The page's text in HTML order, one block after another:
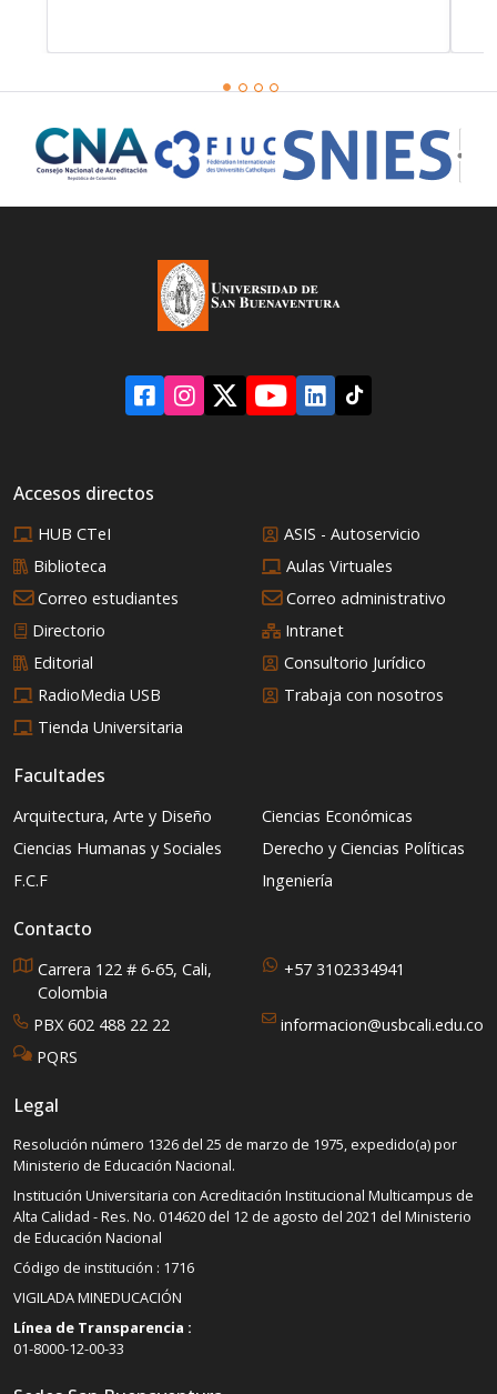
Accesos directos
HUB CTeI
ASIS - Autoservicio
Biblioteca
Aulas Virtuales
Correo estudiantes
Correo administrativo
Directorio
Intranet
Editorial
Consultorio Jurídico
RadioMedia USB
Trabaja con nosotros
Tienda Universitaria
Facultades
Arquitectura, Arte y Diseño
Ciencias Económicas
Ciencias Humanas y Sociales
Derecho y Ciencias Políticas
F.C.F
Ingeniería
Contacto
Carrera 122 # 6-65, Cali,
Colombia
+57 3102334941
PBX 602 488 22 22
informacion@usbcali.edu.co
PQRS
Legal
Resolución número 1326 del 25 de marzo de 1975, expedido(a) por
Ministerio de Educación Nacional.
Institución Universitaria con Acreditación Institucional Multicampus de
Alta Calidad - Res. No. 014620 del 12 de agosto del 2021 del Ministerio
de Educación Nacional
Código de institución : 1716
VIGILADA MINEDUCACIÓN
Línea de Transparencia :
01-8000-12-00-33